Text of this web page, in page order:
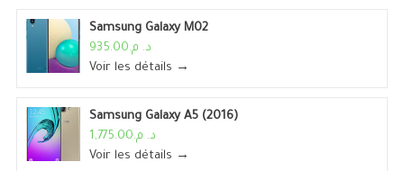
Samsung Galaxy M02
د. م.935.00
Voir les détails →
Samsung Galaxy A5 (2016)
د. م.1,775.00
Voir les détails →